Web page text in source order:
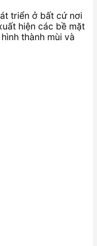
triển ở bất cứ nơi
hiện các bề mặt
thành mùi và